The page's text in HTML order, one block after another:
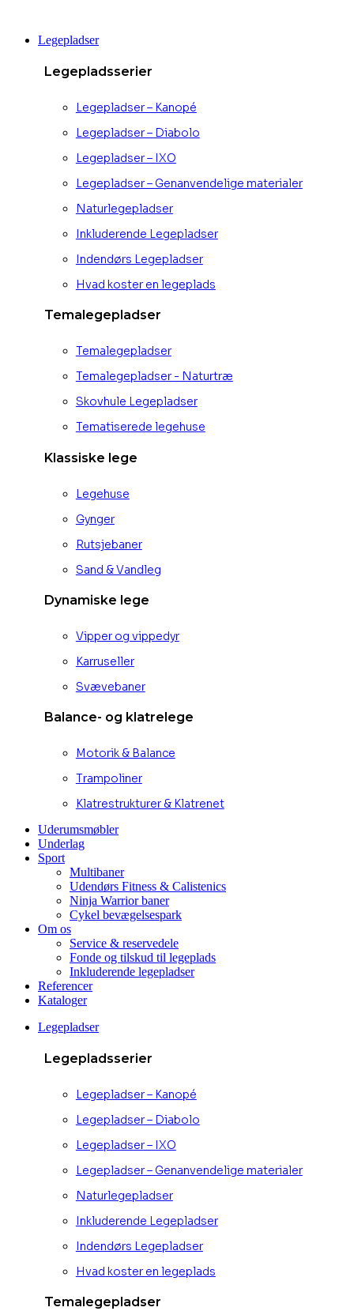
indholdLegepladser
Legepladsserier
Legepladser – Kanopé
Legepladser – Diabolo
Legepladser – IXO
Legepladser – Genanvendelige materialer
Naturlegepladser
Inkluderende Legepladser
Indendørs Legepladser
Hvad koster en legeplads
Temalegepladser
Temalegepladser
Temalegepladser - Naturtræ
Skovhule Legepladser
Tematiserede legehuse
Klassiske lege
Legehuse
Gynger
Rutsjebaner
Sand & Vandleg
Dynamiske lege
Vipper og vippedyr
Karruseller
Svævebaner
Balance- og klatrelege
Motorik & Balance
Trampoliner
Klatrestrukturer & Klatrenet
Uderumsmøbler
Underlag
Sport
Multibaner
Udendørs Fitness & Calistenics
Ninja Warrior baner
Cykel bevægelsespark
Om os
Service & reservedele
Fonde og tilskud til legeplads
Inkluderende legepladser
Referencer
Kataloger
Legepladser
Legepladsserier
Legepladser – Kanopé
Legepladser – Diabolo
Legepladser – IXO
Legepladser – Genanvendelige materialer
Naturlegepladser
Inkluderende Legepladser
Indendørs Legepladser
Hvad koster en legeplads
Temalegepladser